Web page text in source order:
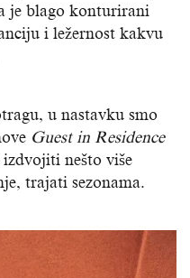
je blago konturirani
i ležernost kakvu
u nastavku smo
Guest in Residence
nešto više
trajati sezonama.